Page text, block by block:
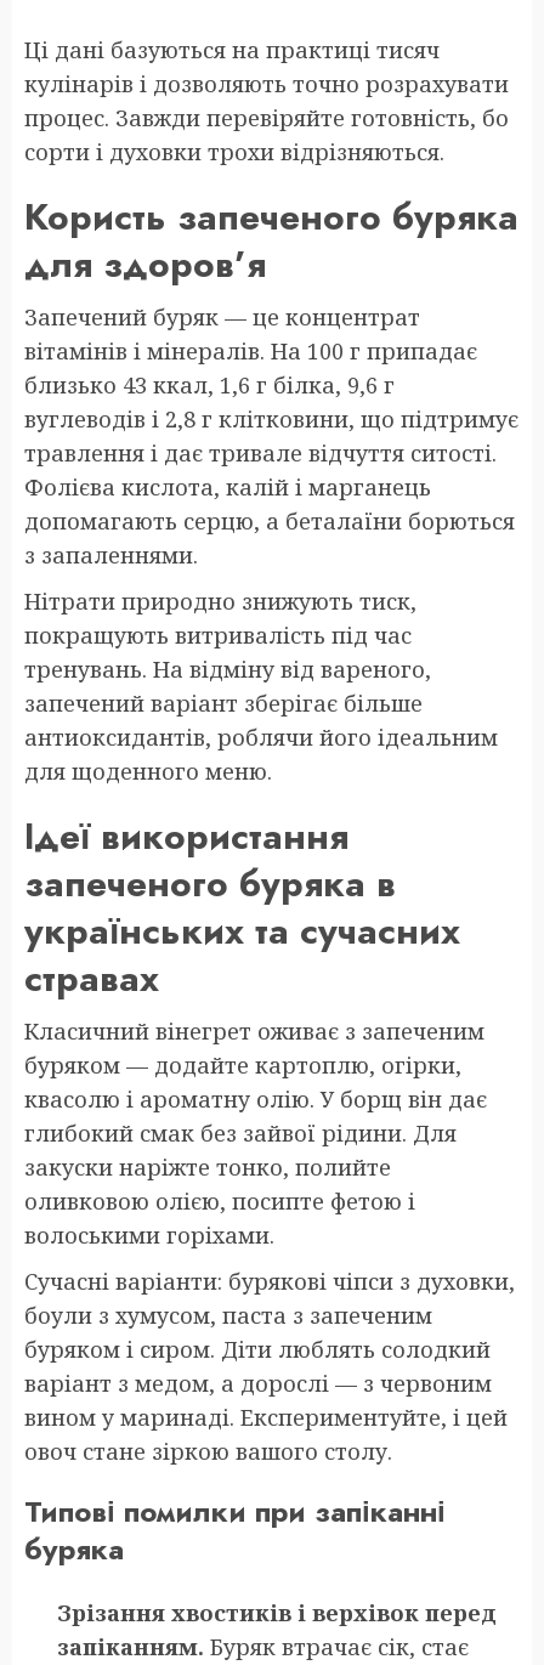
Ці дані базуються на практиці тисяч
кулінарів і дозволяють точно розрахувати
процес. Завжди перевіряйте готовність, бо
сорти і духовки трохи відрізняються.
Користь запеченого буряка
для здоров’я
Запечений буряк — це концентрат
вітамінів і мінералів. На 100 г припадає
близько 43 ккал, 1,6 г білка, 9,6 г
вуглеводів і 2,8 г клітковини, що підтримує
травлення і дає тривале відчуття ситості.
Фолієва кислота, калій і марганець
допомагають серцю, а беталаїни борються
з запаленнями.
Нітрати природно знижують тиск,
покращують витривалість під час
тренувань. На відміну від вареного,
запечений варіант зберігає більше
антиоксидантів, роблячи його ідеальним
для щоденного меню.
Ідеї використання
запеченого буряка в
українських та сучасних
стравах
Класичний вінегрет оживає з запеченим
буряком — додайте картоплю, огірки,
квасолю і ароматну олію. У борщ він дає
глибокий смак без зайвої рідини. Для
закуски наріжте тонко, полийте
оливковою олією, посипте фетою і
волоськими горіхами.
Сучасні варіанти: бурякові чіпси з духовки,
боули з хумусом, паста з запеченим
буряком і сиром. Діти люблять солодкий
варіант з медом, а дорослі — з червоним
вином у маринаді. Експериментуйте, і цей
овоч стане зіркою вашого столу.
Типові помилки при запіканні
буряка
Зрізання хвостиків і верхівок перед
запіканням. Буряк втрачає сік, стає